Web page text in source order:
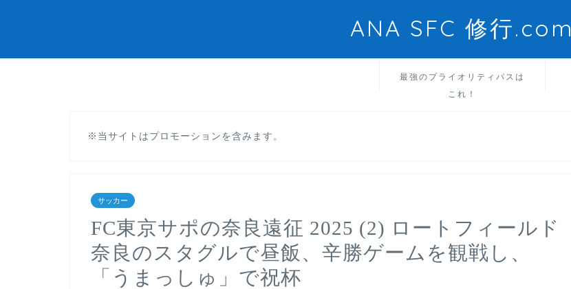
ANA SFC 修行.com
最強のプライオリティパスは
これ！
※当サイトはプロモーションを含みます。
サッカー
FC東京サポの奈良遠征 2025 (2) ロートフィールド
奈良のスタグルで昼飯、辛勝ゲームを観戦し、
「うまっしゅ」で祝杯